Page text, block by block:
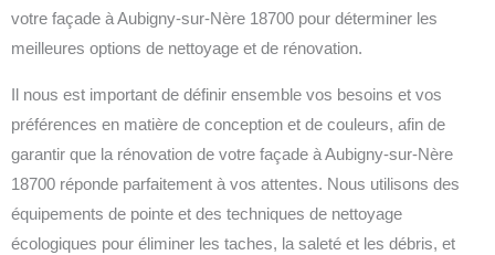
votre façade à Aubigny-sur-Nère 18700 pour déterminer les
meilleures options de nettoyage et de rénovation.
Il nous est important de définir ensemble vos besoins et vos
préférences en matière de conception et de couleurs, afin de
garantir que la rénovation de votre façade à Aubigny-sur-Nère
18700 réponde parfaitement à vos attentes. Nous utilisons des
équipements de pointe et des techniques de nettoyage
écologiques pour éliminer les taches, la saleté et les débris, et